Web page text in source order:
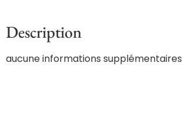
Description
aucune informations supplémentaires